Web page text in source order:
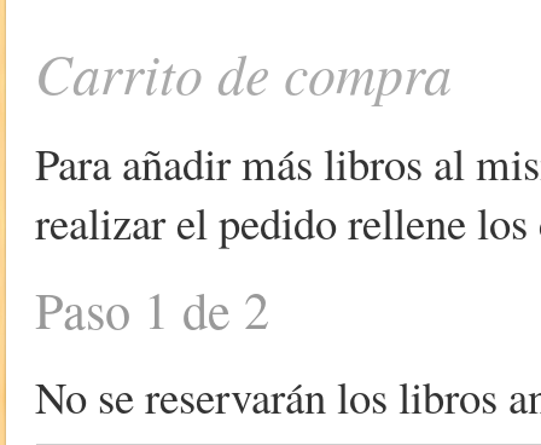
Carrito de compra
Para añadir más libros al
realizar el pedido rellene
Paso 1 de 2
No se reservarán los libros